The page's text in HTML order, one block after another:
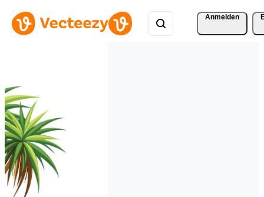
Anmelden